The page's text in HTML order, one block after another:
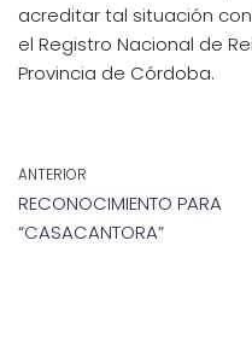
acreditar tal situación
el Registro Nacional de
Provincia de Córdoba.
ANTERIOR
RECONOCIMIENTO PARA
“CASACANTORA”